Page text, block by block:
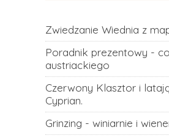
Zwiedzanie Wiednia z
Poradnik prezentowy -
austriackiego
Czerwony Klasztor i
Cyprian.
Grinzing - winiarnie i